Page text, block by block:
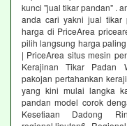
kunci "jual tikar pandan" .
anda cari yakni jual tikar
harga di PriceArea
pilih langsung harga
| PriceArea situs mesin
Kerajinan Tikar Padan
pakojan pertahankan
yang kini mulai langka
pandan model corok
Kesetiaan Dadong